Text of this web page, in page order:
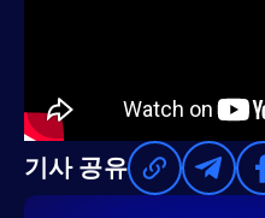
기사 공유